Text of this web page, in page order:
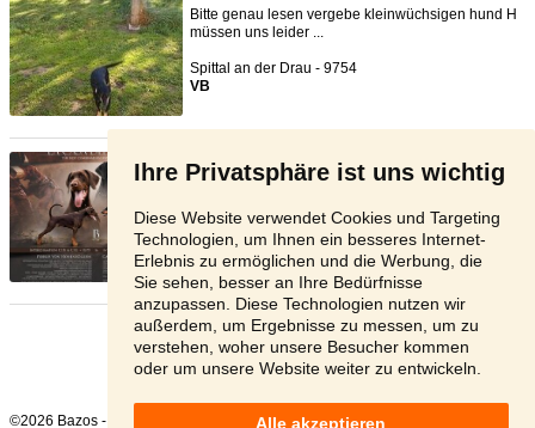
Ihre Privatsphäre ist uns wichtig
Diese Website verwendet Cookies und Targeting
Technologien, um Ihnen ein besseres Internet-
Erlebnis zu ermöglichen und die Werbung, die
Sie sehen, besser an Ihre Bedürfnisse
anzupassen. Diese Technologien nutzen wir
außerdem, um Ergebnisse zu messen, um zu
verstehen, woher unsere Besucher kommen
oder um unsere Website weiter zu entwickeln.
Alle akzeptieren
Bitte genau lesen vergebe kleinwüchsigen hund H
müssen uns leider ...
Spittal an der Drau - 9754
VB
Die Zuchtstätte LA CASA DEL RAPTOR nimmt
Tschechien - 11000
1 600 €
Seite: 1 2 Nächste
©2026 Bazos - Kleinanzeigen, Bazar Sonstige Haustiere